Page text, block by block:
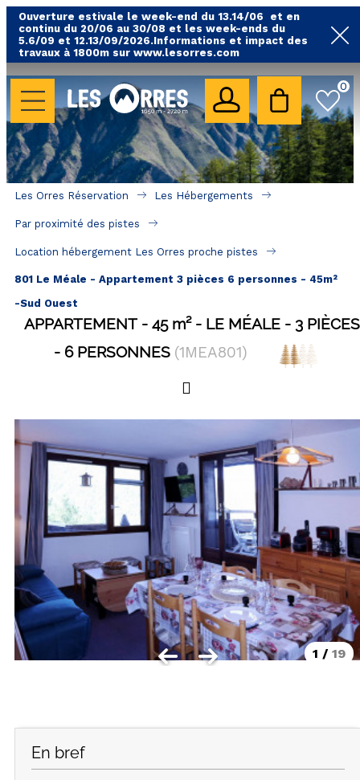
Ouverture estivale le week-end du 13.14/06 et en
continu du 20/06 au 30/08 et les week-ends du
5.6/09 et 12.13/09/2026.Informations et impact des
travaux à 1800m sur www.lesorres.com
0
LES HÉBERGEMENTS
Toutes nos locations
Hébergements avec piscine
Hébergements labellisés qualité
A proximité des remontées mécaniques ( VTT,
SÉJOURS & BONS PLANS
Les Orres 1650 centre station
Les Orres 1800 Bois Méan
Les Orres et ses hameaux
VISUALISER LE PLAN DES ORRES
BONS PLANS ACTIVITÉS
Carte Multi activités
Forfaits remontées mécaniques VTT
FAQ
INSPIREZ-VOUS !
Les Orres Réservation Les Hébergements
Par proximité des pistes
Location hébergement Les Orres proche pistes
801 Le Méale - Appartement 3 pièces 6 personnes - 45m²
-Sud Ouest
APPARTEMENT 45 m² LE MÉALE
3 PIÈCES
6 PERSONNES (1MEA801)
1 / 19
En bref